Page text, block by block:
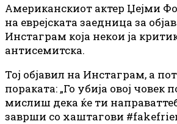
Американскиот актер Џејми
на еврејската заедница за
Инстаграм која некои ја
антисемитска.
Toj oбјавил на Инстаграм, а
пораката: „Го убија овој
мислиш дека ќе ти
заврши со хаштагови